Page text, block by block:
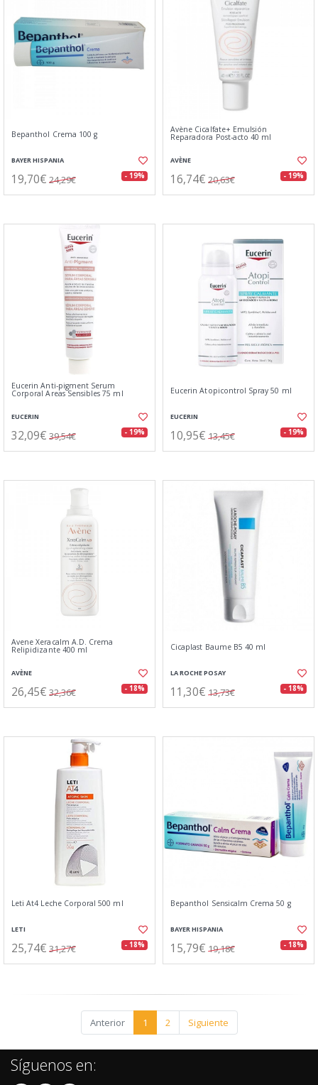
Bepanthol Crema 100 g
BAYER HISPANIA
19,70€ 24,29€ - 19%
Avène Cicalfate+ Emulsión
Reparadora Post-acto 40 ml
AVÈNE
16,74€ 20,63€ - 19%
Eucerin Anti-pigment Serum
Corporal Areas Sensibles 75 ml
EUCERIN
32,09€ 39,54€ - 19%
Eucerin Atopicontrol Spray 50 ml
EUCERIN
10,95€ 13,45€ - 19%
Avene Xeracalm A.D. Crema
Relipidizante 400 ml
AVÈNE
26,45€ 32,36€ - 18%
Cicaplast Baume B5 40 ml
LA ROCHE POSAY
11,30€ 13,73€ - 18%
Leti At4 Leche Corporal 500 ml
LETI
25,74€ 31,27€ - 18%
Bepanthol Sensicalm Crema 50 g
BAYER HISPANIA
15,79€ 19,18€ - 18%
Anterior 1 2 Siguiente
Síguenos en: